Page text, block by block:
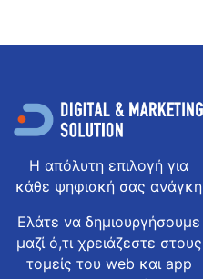
Η απόλυτη επιλογή για
κάθε ψηφιακή σας ανάγκη
Ελάτε να δημιουργήσουμε
μαζί ό,τι χρειάζεστε στους
τομείς του web και app